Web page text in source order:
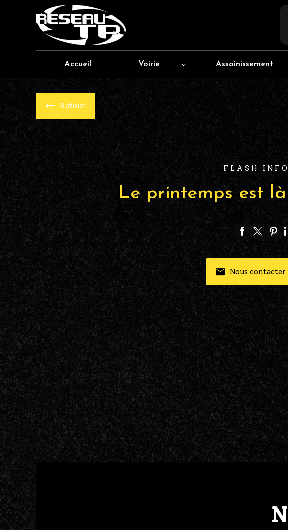
Accueil Voirie Assainissement
Retour
FLASH
Le printemps est là
Nous contacter
Panneau de gestion des cookies